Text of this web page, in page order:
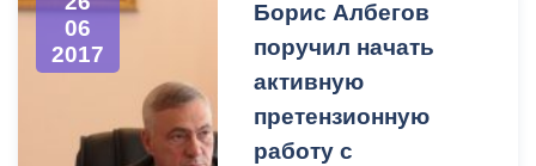
темой которого стала
реализация программы
повышения прозрачности
и доступности
информации о всех
06
2017
Борис Албегов
поручил начать
активную
претензионную
работу с